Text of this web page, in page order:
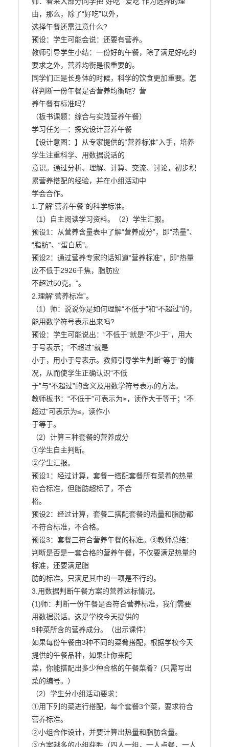
由，那么，除了“好吃”以外，
选择午餐还需注意什么?
预设：学生可能会说：还要有营养。
教师引导学生小结：一份好的午餐，除了满足好吃的
要求之外，营养均衡是很重要的。
同学们正是长身体的时候，科学的饮食更加重要。怎
样判断一份午餐是否营养均衡呢？营
养午餐有标准吗？
（板书课题：综合与实践营养午餐）
学习任务一：探究设计营养午餐
【设计意图：】从专家提供的“营养标准”入手，培养
学生注重科学、用数据说话的
意识。通过分析、理解、计算、交流、讨论，初步积
累营养搭配的经验，并在小组活动中
学会合作。
1.了解“营养午餐”的科学标准。
（1）自主阅读学习资料。（2）学生汇报。
预设1：从营养含量表中了解“营养成分”，即“热量”、
“脂肪”、“蛋白质”。
预设2：通过营养专家的话知道“营养标准”，即“热量
应不低于2926千焦，脂肪应
不超过50克。”。
2.理解“营养标准”。
（1）师：说说你是如何理解“不低于”和“不超过”的，
能用数学符号表示出来吗?
预设：学生可能说出：“不低于”就是“不少于”，用大
于号表示；“不超过”就是
小于，用小于号表示。教师引导学生判断“等于”的情
况，从而使学生正确认识“不低
于”与“不超过”的含义及用数学符号表示的方法。
教师板书：“不低于”可表示为≥，读作大于等于；“不
超过”可表示为≤，读作小
于等于。
（2）计算三种套餐的营养成分
①学生自主判断。
②学生汇报。
预设1：经过计算，套餐一搭配套餐所有菜肴的热量
符合标准，但脂肪超标了，不合
格。
预设2：经过计算，套餐二搭配套餐的热量和脂肪都
不符合标准，不合格。
预设3：套餐三符合营养午餐的标准。③教师总结：
判断是否是一套合格的营养午餐，不仅要满足热量的
标准，还要满足脂
肪的标准。只满足其中的一项是不行的。
3.用数据判断午餐方案的营养达标情况。
(1)师：判断一份午餐是否符合营养标准，我们需要
用数据说话。这是学校今天提供的
9种菜所含的营养成分。（出示课件）
如果每份午餐由3种不同的菜肴搭配，根据学校今天
提供的午餐品种，如果让你来配
菜，你能搭配出多少种合格的午餐菜肴？(只需写出
菜的编号。）
（2）学生分小组活动要求：
①用下列的菜进行搭配，每个套餐3个菜，要求符合
营养标准。
②小组合作设计，并要计算出热量和脂肪含量。
③方案越多的小组获胜（四人一组，一人点餐，一人